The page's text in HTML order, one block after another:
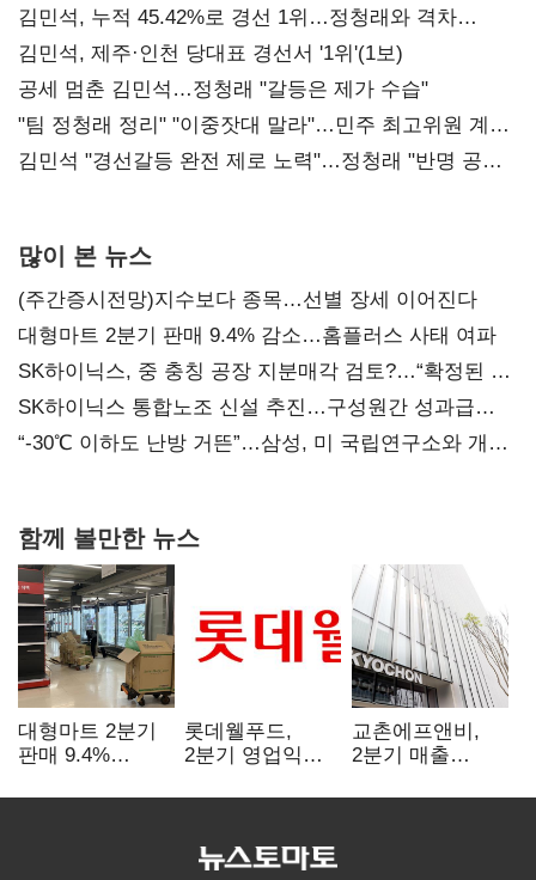
김민석, 누적 45.42%로 경선 1위…정청래와 격차
0.86%p(2보)
김민석, 제주·인천 당대표 경선서 '1위'(1보)
공세 멈춘 김민석…정청래 "갈등은 제가 수습"
"팀 정청래 정리" "이중잣대 말라"…민주 최고위원 계파
다툼 격화
김민석 "경선갈등 완전 제로 노력"…정청래 "반명 공세
많이 본 뉴스
(주간증시전망)지수보다 종목…선별 장세 이어진다
대형마트 2분기 판매 9.4% 감소…홈플러스 사태 여파
SK하이닉스, 중 충칭 공장 지분매각 검토?…“확정된 바
없어”
SK하이닉스 통합노조 신설 추진…구성원간 성과급
불만 확산
“-30℃ 이하도 난방 거뜬”…삼성, 미 국립연구소와 개발
함께 볼만한 뉴스
대형마트 2분기
판매 9.4%
사태 여파
롯데웰푸드,
2분기 영업익
사업이 실적 견인
교촌에프앤비,
2분기 매출
전년보다 4.9%↑